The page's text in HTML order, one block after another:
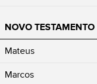
NOVO TESTAMENTO
Mateus
Marcos